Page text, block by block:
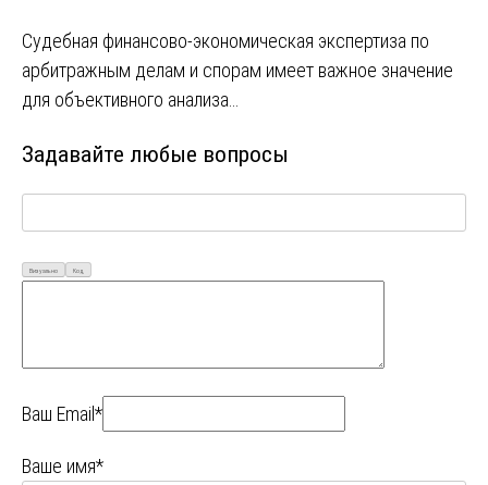
Судебная финансово-экономическая экспертиза по
арбитражным делам и спорам имеет важное значение
для объективного анализа…
Задавайте любые вопросы
Визуально Код
Ваш Email*
Ваше имя*